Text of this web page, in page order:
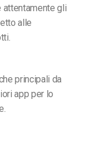
gli
alle
principali da
app per lo